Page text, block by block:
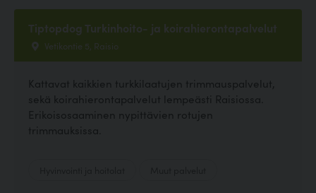
Tiptopdog Turkinhoito- ja koirahierontapalvelut
Vetikontie 5, Raisio
Kattavat kaikkien turkkilaatujen trimmauspalvelut,
sekä koirahierontapalvelut lempeästi Raisiossa.
Erikoisosaaminen nypittävien rotujen
trimmauksissa.